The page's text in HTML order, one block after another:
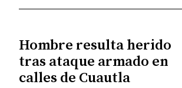
Hombre resulta herido
tras ataque armado en
calles de Cuautla